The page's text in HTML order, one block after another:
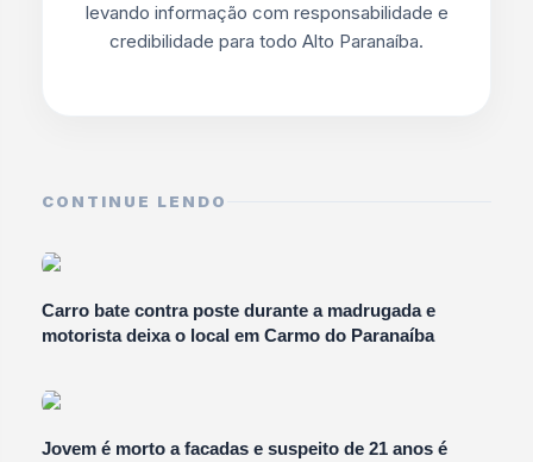
levando informação com responsabilidade e
credibilidade para todo Alto Paranaíba.
CONTINUE LENDO
Carro bate contra poste durante a madrugada e
motorista deixa o local em Carmo do Paranaíba
Jovem é morto a facadas e suspeito de 21 anos é